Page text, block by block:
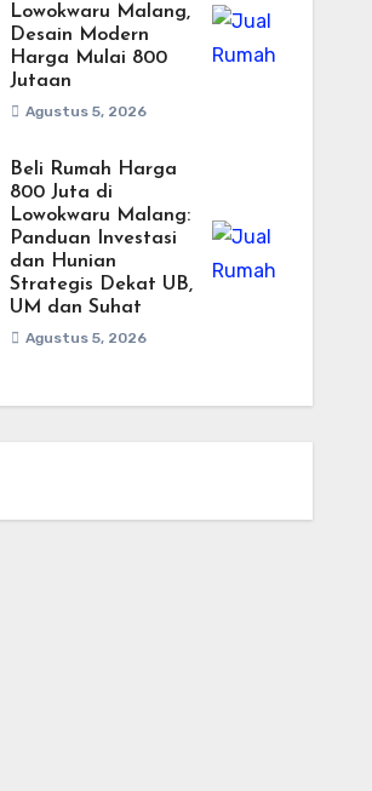
Lowokwaru Malang,
Desain Modern
Harga Mulai 800
Jutaan
Agustus 5, 2026
Beli Rumah Harga
800 Juta di
Lowokwaru Malang:
Panduan Investasi
dan Hunian
Strategis Dekat UB,
UM dan Suhat
Agustus 5, 2026